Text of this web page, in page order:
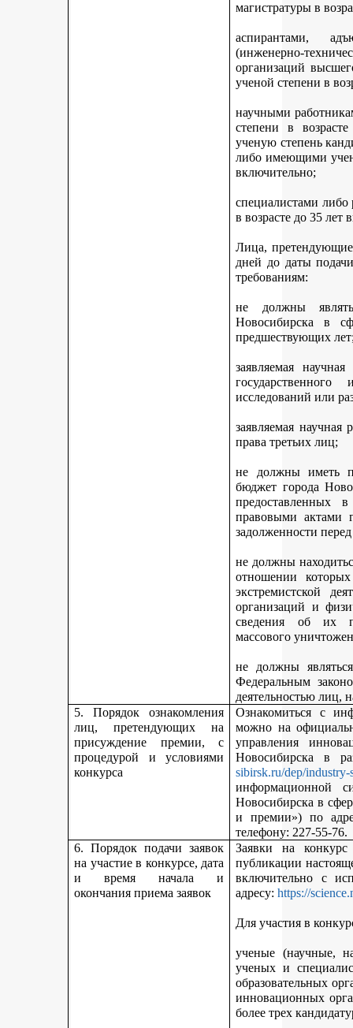
магистратуры в
аспирантами,
(инженерно-
организаций
ученой степени в
научными
степени в
ученую степень
либо имеющими
включительно;
специалистами
в возрасте до 35 лет
Лица,
дней до даты
требованиям:
не должны
Новосибирска в
предшествующих
заявляемая
исследований или
заявляемая
права третьих лиц;
не должны иметь
бюджет города
предоставленных
правовыми актами
задолженности
не должны
отношении
экстремистской
организаций и
сведения об их
массового
не должны
Федеральным
деятельностью лиц,
5. Порядок ознакомления
лиц, претендующих на
присуждение премии, с
процедурой и условиями
конкурса
Ознакомиться с
можно на
управления
Новосибирска в
sibirsk.ru/dep/industry-
информационной
Новосибирска в
и премии») по
телефону: 227-55-76.
6. Порядок подачи заявок
на участие в конкурсе, дата
и время начала и
окончания приема заявок
Заявки на
публикации
включительно с
адресу:https://
Для участия в
ученые (научные,
ученых и
образовательных
инновационных
более трех